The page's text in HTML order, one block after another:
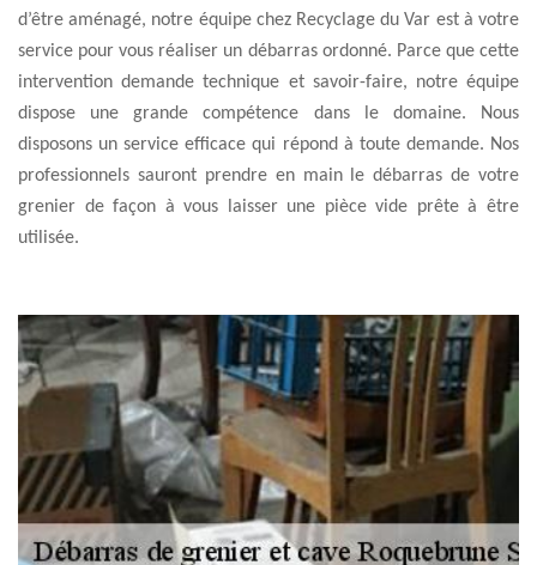
d’être aménagé, notre équipe chez Recyclage du Var est à votre
service pour vous réaliser un débarras ordonné. Parce que cette
intervention demande technique et savoir-faire, notre équipe
dispose une grande compétence dans le domaine. Nous
disposons un service efficace qui répond à toute demande. Nos
professionnels sauront prendre en main le débarras de votre
grenier de façon à vous laisser une pièce vide prête à être
utilisée.